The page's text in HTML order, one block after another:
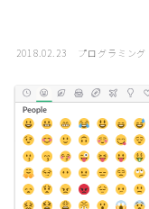
2018.02.23 プログラミング